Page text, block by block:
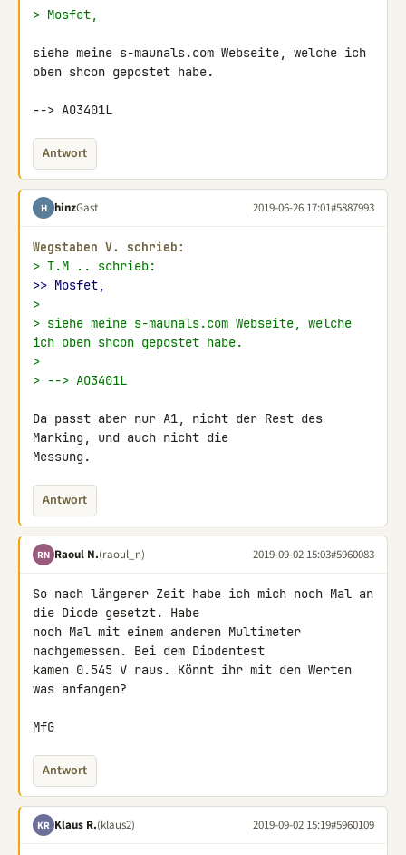
> Mosfet,
siehe meine s-maunals.com Webseite, welche ich
oben shcon gepostet habe.
--> AO3401L
Antwort
H hinzGast 2019-06-26 17:01#5887993
Wegstaben V. schrieb:
> T.M .. schrieb:
>> Mosfet,
>
> siehe meine s-maunals.com Webseite, welche
ich oben shcon gepostet habe.
>
> --> AO3401L
Da passt aber nur A1, nicht der Rest des
Marking, und auch nicht die
Messung.
Antwort
RN Raoul N.(raoul_n) 2019-09-02 15:03#5960083
So nach längerer Zeit habe ich mich noch Mal an
die Diode gesetzt. Habe
noch Mal mit einem anderen Multimeter
nachgemessen. Bei dem Diodentest
kamen 0.545 V raus. Könnt ihr mit den Werten
was anfangen?
MfG
Antwort
KR Klaus R.(klaus2) 2019-09-02 15:19#5960109